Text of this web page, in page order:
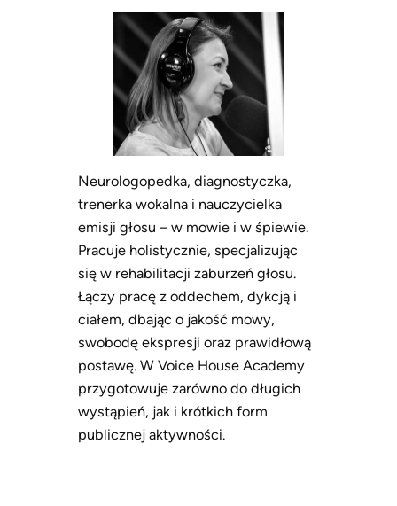
Neurologopedka, diagnostyczka,
trenerka wokalna i nauczycielka
emisji głosu – w mowie i w śpiewie.
Pracuje holistycznie, specjalizując
się w rehabilitacji zaburzeń głosu.
Łączy pracę z oddechem, dykcją i
ciałem, dbając o jakość mowy,
swobodę ekspresji oraz prawidłową
postawę. W Voice House Academy
przygotowuje zarówno do długich
wystąpień, jak i krótkich form
publicznej aktywności.